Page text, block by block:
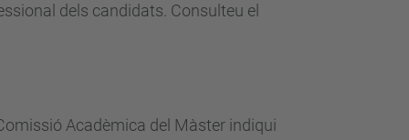
dels candidats. Consulteu el
Acadèmica del Màster indiqui